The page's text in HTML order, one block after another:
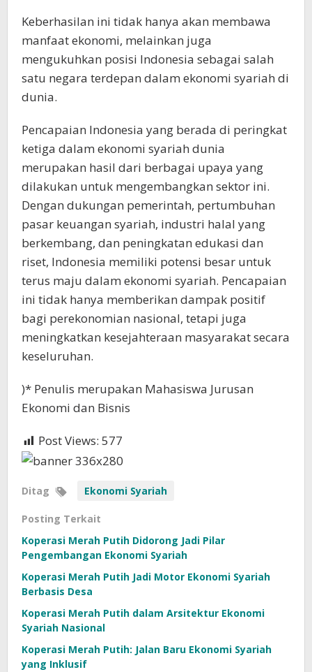
Keberhasilan ini tidak hanya akan membawa
manfaat ekonomi, melainkan juga
mengukuhkan posisi Indonesia sebagai salah
satu negara terdepan dalam ekonomi syariah di
dunia.
Pencapaian Indonesia yang berada di peringkat
ketiga dalam ekonomi syariah dunia
merupakan hasil dari berbagai upaya yang
dilakukan untuk mengembangkan sektor ini.
Dengan dukungan pemerintah, pertumbuhan
pasar keuangan syariah, industri halal yang
berkembang, dan peningkatan edukasi dan
riset, Indonesia memiliki potensi besar untuk
terus maju dalam ekonomi syariah. Pencapaian
ini tidak hanya memberikan dampak positif
bagi perekonomian nasional, tetapi juga
meningkatkan kesejahteraan masyarakat secara
keseluruhan.
)* Penulis merupakan Mahasiswa Jurusan
Ekonomi dan Bisnis
Post Views: 577
Ditag Ekonomi Syariah
Posting Terkait
Koperasi Merah Putih Didorong Jadi Pilar
Pengembangan Ekonomi Syariah
Koperasi Merah Putih Jadi Motor Ekonomi Syariah
Berbasis Desa
Koperasi Merah Putih dalam Arsitektur Ekonomi
Syariah Nasional
Koperasi Merah Putih: Jalan Baru Ekonomi Syariah
yang Inklusif